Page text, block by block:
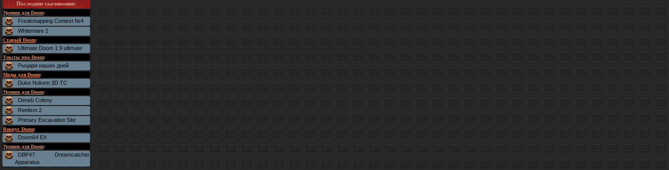
Последние скачивания:
Уровни для Doom:
Freakmapping Contest №4
Whitemare 2
Старый Doom:
Ultimate Doom 1.9 ultimate
Тексты про Doom:
Рыцари наших дней
Моды для Doom:
Duke Nukem 3D TC
Уровни для Doom:
Deneb Colony
Reelism 2
Primary Excavation Site
Вокруг Doom:
Doom64 EX
Уровни для Doom:
DBP47: Dreamcatcher
Apparatus